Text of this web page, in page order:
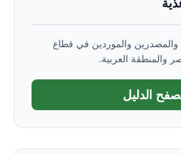
والموردين في قطاع
والمنطقة العربية.
الدليل